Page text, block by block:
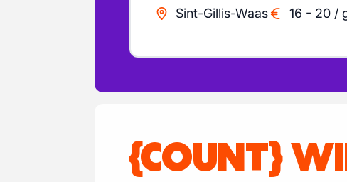
Sint-Gillis-Waas 16 - 20 /
{COUNT}